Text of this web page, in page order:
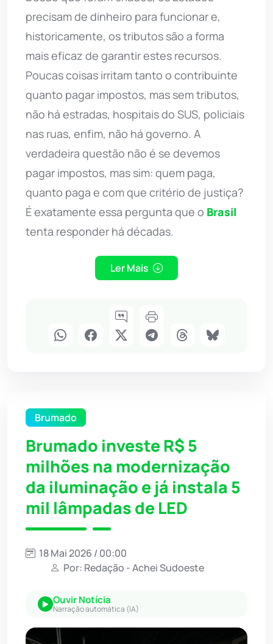
precisam de dinheiro para funcionar e,
historicamente, os tributos são a forma
mais eficaz de garantir estes recursos.
Poucas coisas irritam tanto o contribuinte
quanto pagar impostos, mas sem tributos,
não há estradas, hospitais do SUS, policiais
nas ruas, enfim, não há governo. A
verdadeira questão não é se devemos
pagar impostos, mas sim: quem paga,
quanto paga e com que critério de justiça?
É exatamente essa pergunta que o Brasil
tenta responder há décadas.
Ler Mais
Brumado
Brumado investe R$ 5
milhões na modernização
da iluminação e já instala 5
mil lâmpadas de LED
18 Mai 2026 / 00:00
Por: Redação - Achei Sudoeste
Ouvir Notícia
Narração automática (IA)